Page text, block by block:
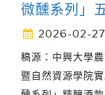
微醺系列」
2026-02-27
稿源：中興大學
暨自然資源學院